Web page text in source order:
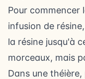
Pour
infusion de
la résine jusqu'à
morceaux, mais
Dans une